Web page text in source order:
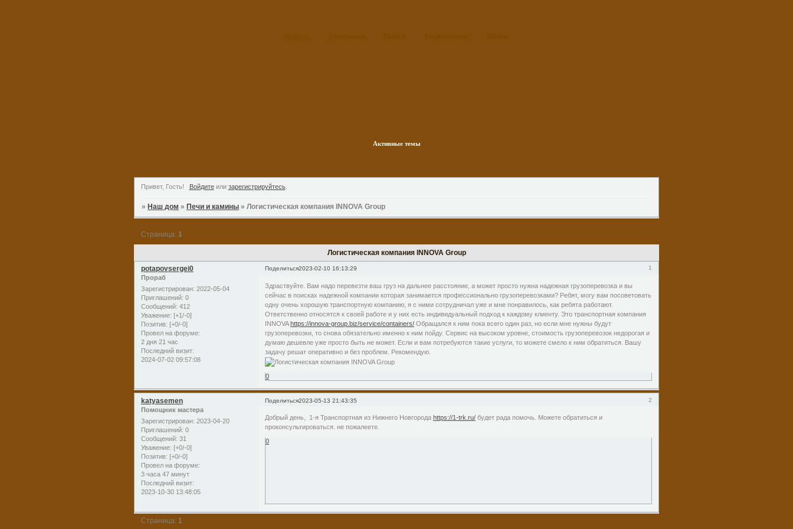
Активные темы
Привет, Гость! Войдитеили зарегистрируйтесь.
»Наш дом »Печи и камины »Логистическая компания INNOVA Group
Логистическая компания INNOVA Group
Страница: 1
Поделиться 1
2023-02-10 16:13:29
potapovsergei0
Прораб
Зарегистрирован: 2022-05-04
Приглашений: 0
Сообщений: 412
Уважение: [+1/-0]
Позитив: [+0/-0]
Провел на форуме:
2 дня 21 час
Последний визит:
2024-07-02 09:57:08
Здраствуйте. Вам надо перевезти ваш груз на дальнее расстояние, а может просто нужна надежная грузоперевозка и вы
сейчас в поисках надежной компании которая занимается профессионально грузоперевозками? Ребят, могу вам посоветовать
одну очень хорошую транспортную компанию, я с ними сотрудничал уже и мне понравилось, как ребята работают.
Ответственно относятся к своей работе и у них есть индивидуальный подход к каждому клиенту. Это транспортная компания
INNOVAhttps://innova-group.biz/service/containers/ Обращался к ним пока всего один раз, но если мне нужны будут
грузоперевозки, то снова обязательно именно к ним пойду. Сервис на высоком уровне, стоимость грузоперевозок недорогая и
думаю дешевле уже просто быть не может. Если и вам потребуются такие услуги, то можете смело к ним обратиться. Вашу
задачу решат оперативно и без проблем. Рекомендую.
0
Поделиться 2
2023-05-13 21:43:35
katyasemen
Помощник мастера
Зарегистрирован: 2023-04-20
Приглашений: 0
Сообщений: 31
Уважение: [+0/-0]
Позитив: [+0/-0]
Провел на форуме:
3 часа 47 минут
Последний визит:
2023-10-30 13:48:05
Добрый день, 1-я Транспортная из Нижнего Новгородаhttps://1-trk.ru/ будет рада помочь. Можете обратиться и
проконсультироваться. не пожалеете.
0
Страница: 1